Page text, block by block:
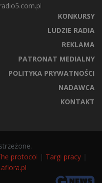
KONKURSY
LUDZIE RADIA
REKLAMA
PATRONAT MEDIALNY
POLITYKA PRYWATNOŚCI
NADAWCA
KONTAKT
protocol | Targi pracy |